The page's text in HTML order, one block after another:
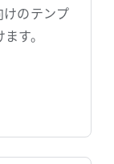
けのテンプ
す。